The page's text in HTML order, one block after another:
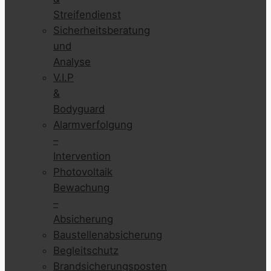
Streifendienst
Sicherheitsberatung
und
Analyse
V.I.P
&
Bodyguard
Alarmverfolgung
–
Intervention
Photovoltaik
Bewachung
–
Absicherung
Baustellenabsicherung
Begleitschutz
Brandsicherungsposten